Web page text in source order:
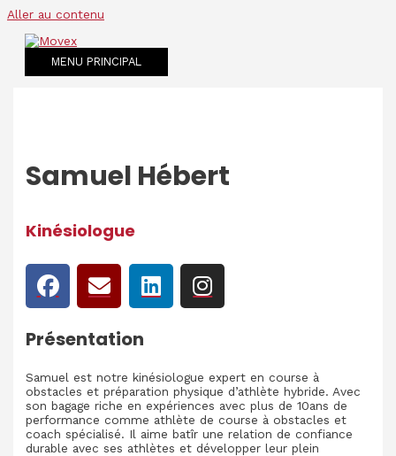
Aller au contenu
MENU PRINCIPAL
Samuel Hébert
Kinésiologue
Présentation
Samuel est notre kinésiologue expert en course à
obstacles et préparation physique d’athlète hybride. Avec
son bagage riche en expériences avec plus de 10ans de
performance comme athlète de course à obstacles et
coach spécialisé. Il aime batîr une relation de confiance
durable avec ses athlètes et développer leur plein